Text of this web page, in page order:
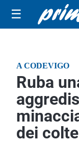
☰
A CODEVIGO
Ruba
dei